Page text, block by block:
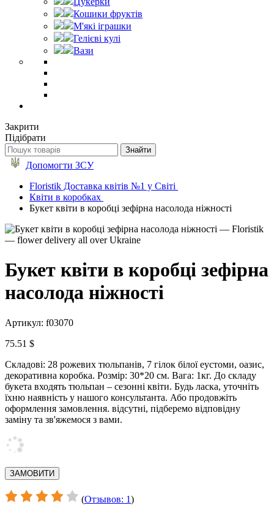
Кошики фруктів
М'які іграшки
Гелієві кулі
Вази
Закрити
Підібрати
Допомогти ЗСУ
Floristik Доставка квітів №1 у Світі
Квіти в коробках
Букет квіти в коробці зефірна насолода ніжності
Букет квіти в коробці зефірна
насолода ніжності
Артикул: f03070
75.51 $
Складові: 28 рожевих тюльпанів, 7 гілок білої еустоми, оазис,
декоративна коробка. Розмір: 30*20 см. Вага: 1кг. До складу
букета входять тюльпан – сезонні квіти. Будь ласка, уточніть
їхню наявність у нашого консультанта. Або продовжіть
оформлення замовлення. відсутні, підберемо відповідну
заміну та зв'яжемося з вами.
(Отзывов: 1)